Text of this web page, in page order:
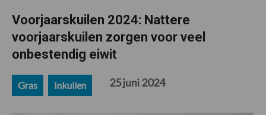
Voorjaarskuilen 2024: Nattere
voorjaarskuilen zorgen voor veel
onbestendig eiwit
Gras Inkuilen 25 juni 2024